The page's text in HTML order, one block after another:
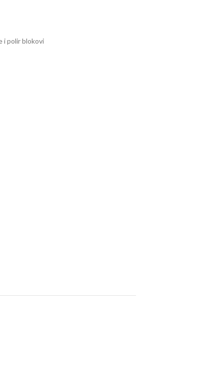
i polir blokovi